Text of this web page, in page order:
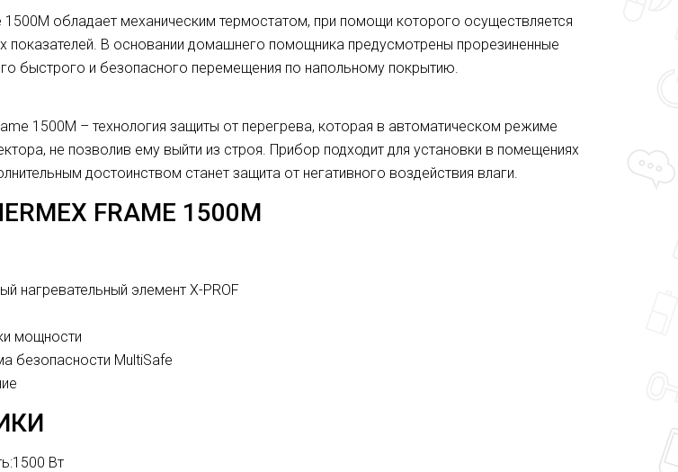
1500M обладает механическим термостатом, при помощи которого осуществляется
показателей. В основании домашнего помощника предусмотрены прорезиненные
быстрого и безопасного перемещения по напольному покрытию.
1500M – технология защиты от перегрева, которая в автоматическом режиме
не позволив ему выйти из строя. Прибор подходит для установки в помещениях
достоинством станет защита от негативного воздействия влаги.
FRAME 1500M
нагревательный элемент X-PROF
мощности
безопасности MultiSafe
1500 Вт